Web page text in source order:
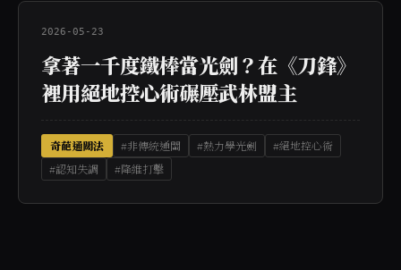
2026-05-23
拿著一千度鐵棒當光劍？在《刀鋒》
裡用絕地控心術碾壓武林盟主
奇葩通關法 #非傳統通關 #熱力學光劍
#絕地控心術
#認知失調
#降維打擊